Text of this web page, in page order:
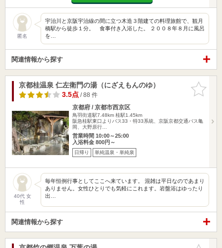
匿名
宇治川と京阪宇治線の間に立つ木造３階建ての料理旅館で、観月
橋駅から徒歩１分。 食事付き入浴した。 ２００８年８月に風呂
を…
関連情報から探す
お気に入
りに追加
京都桂温泉 仁左衛門の湯（にざえもんのゆ）
3.5点/ 88 件
京都府 / 京都市西京区
鳥羽街道駅7.48km 桂駅1.45km
阪急桂駅東口よりバス33・特33系統、京阪京都交通バス亀
岡、大野原行…
営業時間 10:00～25:00
入浴料金 800円～
日帰り 単純温泉・単純泉
40代 女
性
毎年恒例行事としてここへ来ています。 混雑は平日なのであまり
ありません。女性ひとりでも気軽にこれます。岩盤浴はゆったり
出…
関連情報から探す